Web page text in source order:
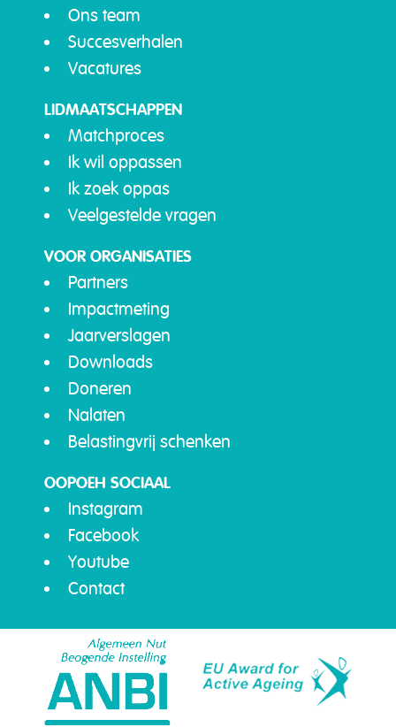
Ons team
Succesverhalen
Vacatures
LIDMAATSCHAPPEN
Matchproces
Ik wil oppassen
Ik zoek oppas
Veelgestelde vragen
VOOR ORGANISATIES
Partners
Impactmeting
Jaarverslagen
Downloads
Doneren
Nalaten
Belastingvrij schenken
OOPOEH SOCIAAL
Instagram
Facebook
Youtube
Contact